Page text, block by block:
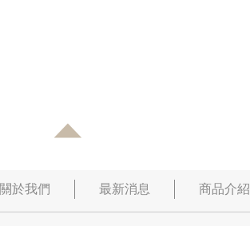
關於我們 最新消息 商品介紹